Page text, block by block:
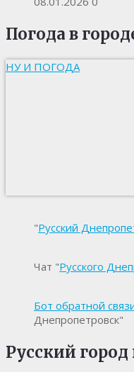
Погода в
НУ И ПОГОДА
"Русский
Чат "Русского
Бот обратной
Днепропетровск"
Русский